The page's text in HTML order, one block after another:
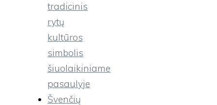
tradicinis
rytų
kultūros
simbolis
šiuolaikiniame
pasaulyje
Švenčių